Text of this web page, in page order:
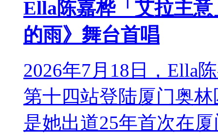
Ella陈嘉桦「艾拉主
的雨》舞台首唱
2026年7月18日，Ella
第十四站登陆厦门奥
是她出道25年首次在